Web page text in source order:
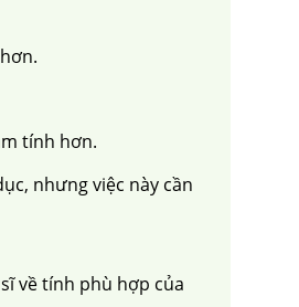
tính hơn.
nhưng việc này cần
về tính phù hợp của